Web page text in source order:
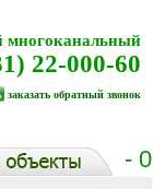
многоканальный
22-000-60
заказать обратный звонок
- 0